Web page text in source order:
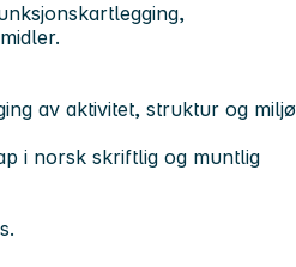
av aktivitet, struktur og miljø
i norsk skriftlig og muntlig